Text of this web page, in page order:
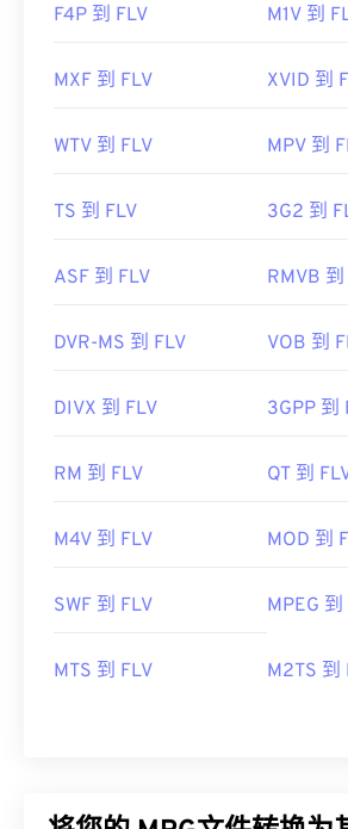
F4P 到 FLV M1V 到
MXF 到 FLV XVID 到
WTV 到 FLV MPV 到
TS 到 FLV 3G2 到
ASF 到 FLV RMVB 到
DVR-MS 到 FLV VOB 到
DIVX 到 FLV 3GPP 到
RM 到 FLV QT 到
M4V 到 FLV MOD 到
SWF 到 FLV MPEG 到
MTS 到 FLV M2TS 到